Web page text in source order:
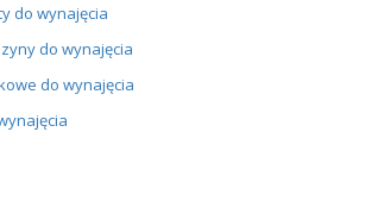
do wynajęcia
do wynajęcia
do wynajęcia